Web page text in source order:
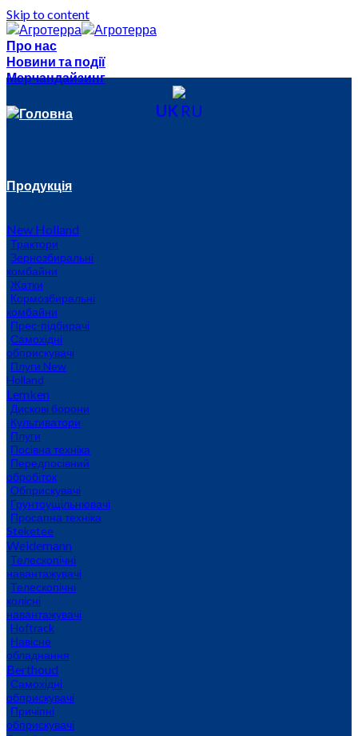
Skip to content
Про нас
Новини та події
Мерчандайзинг
UK RU
Головна
Продукція
New Holland
Трактори
Зернозбиральні
комбайни
Жатки
Кормозбиральні
комбайни
Прес-підбирачі
Самохідні
обприскувачі
Плуги New
Holland
Lemken
Дискові борони
Культиватори
Плуги
Посівна техніка
Передпосівний
обробіток
Обприскувачі
Грунтоущільнювачі
Просапна техніка
Steketee
Weidemann
Телескопічні
навантажувачі
Телескопічні
колісні
навантажувачі
Hoftrack
Навісне
обладнання
Berthoud
Самохідні
обприскувачі
Причіпні
обприскувачі